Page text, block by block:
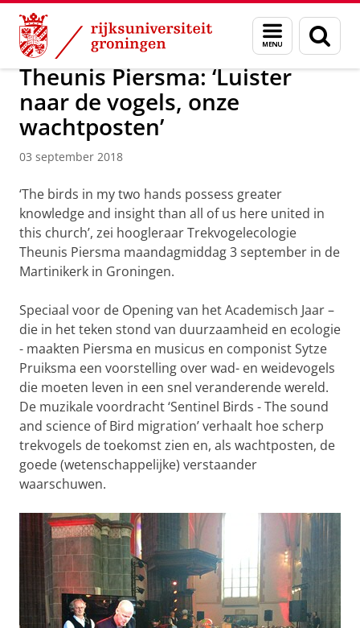
Skip
Content
Skip
Navigation
Menu
en
zoeken
Over ons Actueel Nieuws Nieuwsberichten
Theunis Piersma: ‘Luister
naar de vogels, onze
wachtposten’
03 september 2018
‘The birds in my two hands possess greater
knowledge and insight than all of us here united in
this church’, zei hoogleraar Trekvogelecologie
Theunis Piersma maandagmiddag 3 september in de
Martinikerk in Groningen.
Speciaal voor de Opening van het Academisch Jaar –
die in het teken stond van duurzaamheid en ecologie
- maakten Piersma en musicus en componist Sytze
Pruiksma een voorstelling over wad- en weidevogels
die moeten leven in een snel veranderende wereld.
De muzikale voordracht ‘Sentinel Birds - The sound
and science of Bird migration’ verhaalt hoe scherp
trekvogels de toekomst zien en, als wachtposten, de
goede (wetenschappelijke) verstaander
waarschuwen.